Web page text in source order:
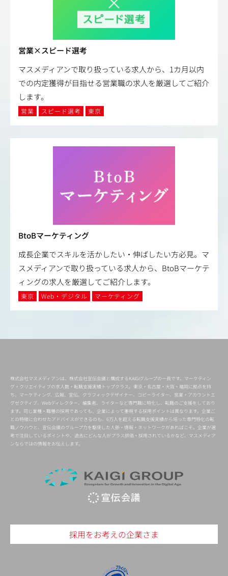
営業×スピード選考
マスメディアンで取り扱っている求人から、1カ月以内
での内定獲得が目指せる営業職の求人を厳選してご紹介
します。
営業 スピード選考 東京
BtoBマーケティング
成長企業でスキルを活かしたい・伸ばしたい方必見。マ
スメディアンで取り扱っている求人から、BtoBマーケテ
ィングの求人を厳選してご紹介します。
東京 Web・デジタル マーケティング
株式会社マスメディアンは、株式会社宣伝会議と構成するKAIGIグループの一員です。マーケティン
グ・クリエイティブの求人数・転職支援実績トップクラス。東京・名古屋・大阪・福岡に拠点を持
ち、マーケティング、広報、宣伝、グラフィックデザイナー、コピーライター、営業・アカウントエ
グゼクティブ、Webディレクター、編集者、ライターなど専門職に特化し、転職のご支援をしており
ます。同じ業種・職種の採用であっても、企業によって重視する採用ポイントは異なります。企業ご
との特徴に合わせたアドバイスができるのも、6万人を超える転職支援実績から培った専門特化の転
職ノウハウと、宣伝会議のグループ力を駆使した人脈・情報・ネットワークがあればこそ。企業が選
考で注目しているポイントや、過去にどんな人がプラス評価・採用されているかなど、マスメディア
ンならではの情報をお伝えします。
採用をお考えの企業さま